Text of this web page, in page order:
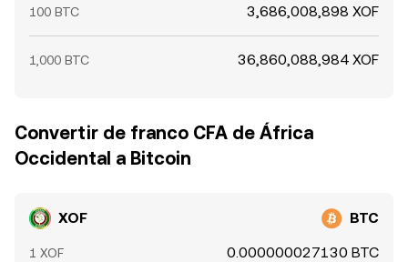
100 BTC 3,686,008,898 XOF
1,000 BTC 36,860,088,984 XOF
Convertir de franco CFA de África
Occidental a Bitcoin
XOF BTC
1 XOF 0.000000027130 BTC